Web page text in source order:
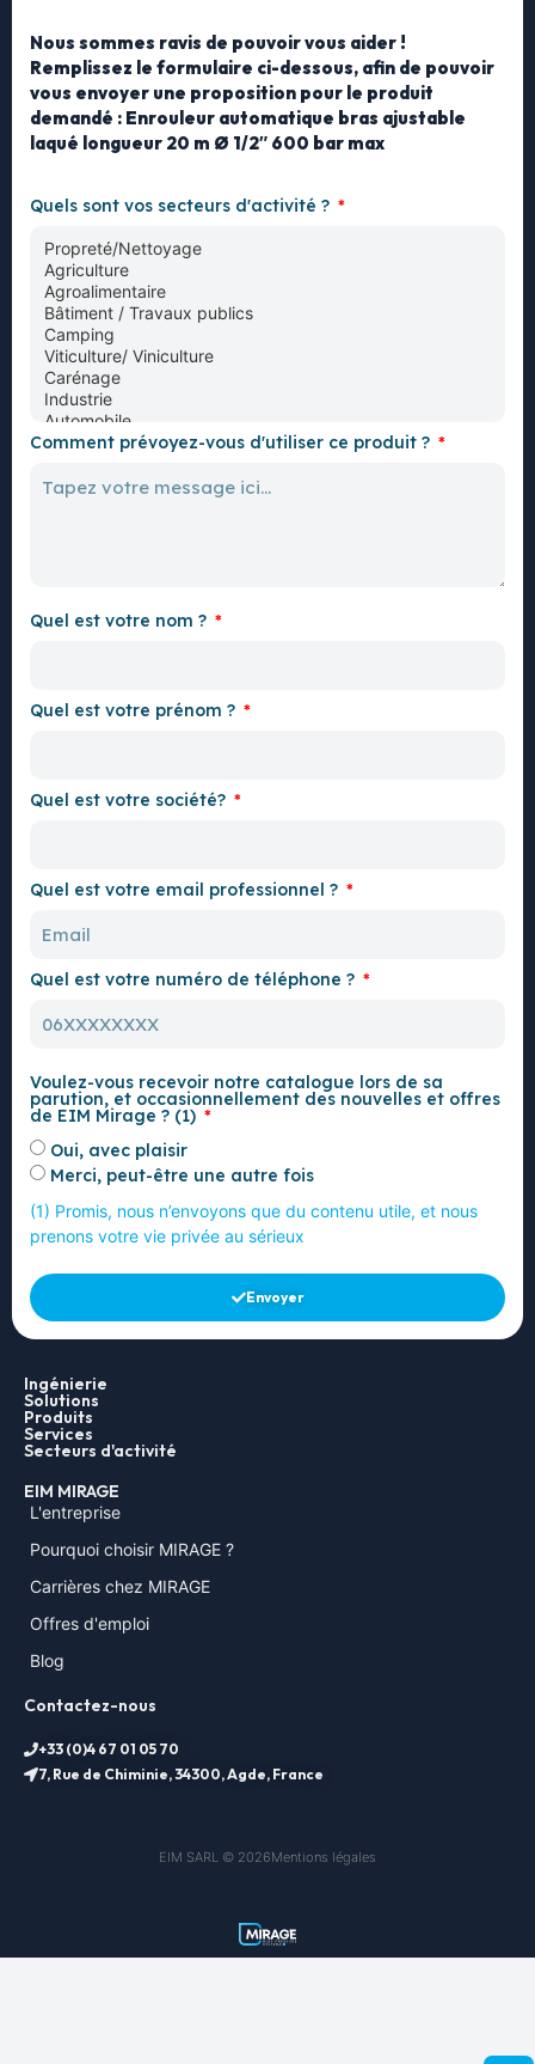
Nous sommes ravis de pouvoir vous aider !
Remplissez le formulaire ci-dessous, afin de pouvoir
vous envoyer une proposition pour le produit
demandé : Enrouleur automatique bras ajustable
laqué longueur 20 m Ø 1/2″ 600 bar max
Quels sont vos secteurs d'activité ?
Comment prévoyez-vous d'utiliser ce produit ?
Quel est votre nom ?
Quel est votre prénom ?
Quel est votre société?
Quel est votre email professionnel ?
Quel est votre numéro de téléphone ?
Voulez-vous recevoir notre catalogue lors de sa
parution, et occasionnellement des nouvelles et offres
de EIM Mirage ? (1)
Oui, avec plaisir
Merci, peut-être une autre fois
(1) Promis, nous n’envoyons que du contenu utile, et nous
prenons votre vie privée au sérieux
Envoyer
Ingénierie
Solutions
Produits
Services
Secteurs d'activité
EIM MIRAGE
L'entreprise
Pourquoi choisir MIRAGE ?
Carrières chez MIRAGE
Offres d'emploi
Blog
Contactez-nous
+33 (0)4 67 01 05 70
7, Rue de Chiminie, 34300, Agde, France
EIM SARL © 2026Mentions légales